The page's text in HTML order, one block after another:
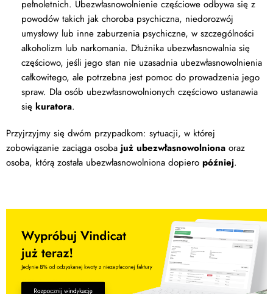
pełnoletnich. Ubezwłasnowolnienie częściowe odbywa się z
powodów takich jak choroba psychiczna, niedorozwój
umysłowy lub inne zaburzenia psychiczne, w szczególności
alkoholizm lub narkomania. Dłużnika ubezwłasnowalnia się
częściowo, jeśli jego stan nie uzasadnia ubezwłasnowolnienia
całkowitego, ale potrzebna jest pomoc do prowadzenia jego
spraw. Dla osób ubezwłasnowolnionych częściowo ustanawia
się kuratora.
Przyjrzyjmy się dwóm przypadkom: sytuacji, w której
zobowiązanie zaciąga osoba już ubezwłasnowolniona oraz
osoba, którą została ubezwłasnowolniona dopiero później.